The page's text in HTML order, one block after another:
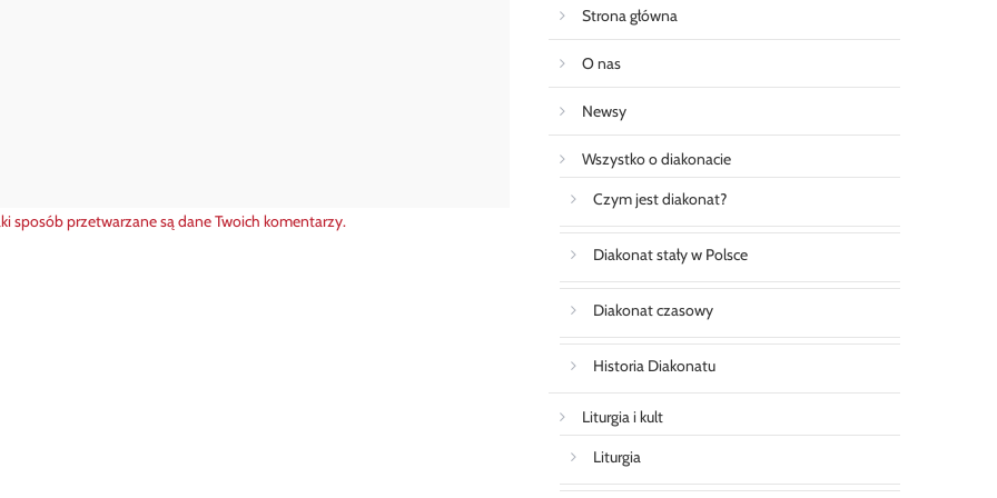
sposób przetwarzane są dane Twoich komentarzy.
Strona główna
O nas
Newsy
Wszystko o diakonacie
Czym jest diakonat?
Diakonat stały w Polsce
Diakonat czasowy
Historia Diakonatu
Liturgia i kult
Liturgia